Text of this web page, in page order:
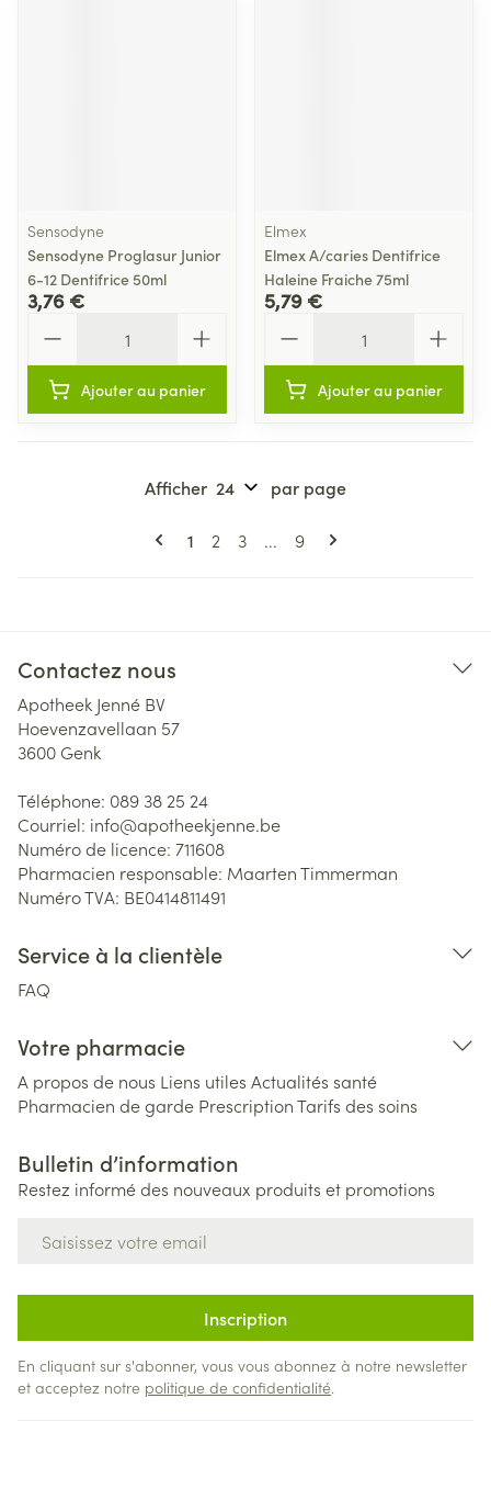
Sensodyne
Sensodyne Proglasur Junior
6-12 Dentifrice 50ml
3,76 €
Ajouter au panier
Elmex
Elmex A/caries Dentifrice
Haleine Fraiche 75ml
5,79 €
Ajouter au panier
Pages
Vous lisez actuellement la page
1 Page
2 Page
3 ... Page
9
Afficher par page
Contactez nous
Apotheek Jenné BV
Hoevenzavellaan 57
3600 Genk
Téléphone: 089 38 25 24
Courriel: info@apotheekjenne.be
Numéro de licence: 711608
Pharmacien responsable: Maarten Timmerman
Numéro TVA: BE0414811491
Service à la clientèle
FAQ
Votre pharmacie
A propos de nous Liens utiles Actualités santé
Pharmacien de garde PrescriptionTarifs des soins
Bulletin d’information
Restez informé des nouveaux produits et promotions
Inscription
En cliquant sur s'abonner, vous vous abonnez à notre newsletter
et acceptez notre politique de confidentialité.